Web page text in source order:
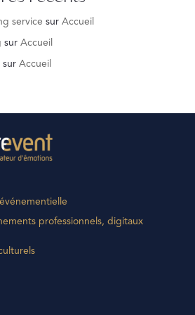
service sur Accueil
sur Accueil
sur Accueil
professionnels, digitaux